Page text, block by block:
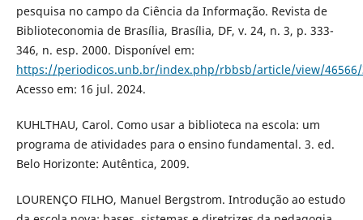
pesquisa no campo da Ciência da Informação. Revista de
Biblioteconomia de Brasília, Brasília, DF, v. 24, n. 3, p. 333-
346, n. esp. 2000. Disponível em:
https://periodicos.unb.br/index.php/rbbsb/article/view/46566/
Acesso em: 16 jul. 2024.
KUHLTHAU, Carol. Como usar a biblioteca na escola: um
programa de atividades para o ensino fundamental. 3. ed.
Belo Horizonte: Autêntica, 2009.
LOURENÇO FILHO, Manuel Bergstrom. Introdução ao estudo